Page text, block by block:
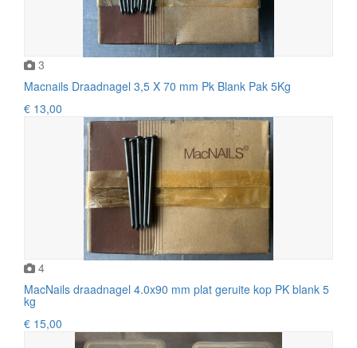
3
Macnails Draadnagel 3,5 X 70 mm Pk Blank Pak 5Kg
€ 13,00
4
MacNails draadnagel 4.0x90 mm plat geruite kop PK blank 5
kg
€ 15,00